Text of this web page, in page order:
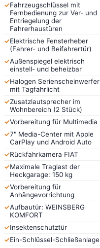
✓Fahrzeugschlüssel mit
Fernbedienung zur Ver- und
Entriegelung der
Fahrerhaustüren
✓Elektrische Fensterheber
(Fahrer- und Beifahrertür)
✓Außenspiegel elektrisch
einstell- und beheizbar
✓Halogen Serienscheinwerfer
mit Tagfahrlicht
✓Zusatzlautsprecher im
Wohnbereich (2 Stück)
✓Vorbereitung für Multimedia
✓7" Media-Center mit Apple
CarPlay und Android Auto
✓Rückfahrkamera FIAT
✓Maximale Traglast der
Heckgarage: 150 kg
✓Vorbereitung für
Anhängevorrichtung
✓Aufbautür: WEINSBERG
KOMFORT
✓Insektenschutztür
✓Ein-Schlüssel-Schließanlage